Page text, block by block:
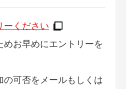
ーください
お早めにエントリーを
の可否をメールもしくは